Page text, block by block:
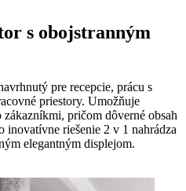
s obojstranným
pre recepcie, prácu s
priestory. Umožňuje
pričom dôverné obsah
inovatívne riešenie 2 v 1 nahrádza
elegantným displejom.